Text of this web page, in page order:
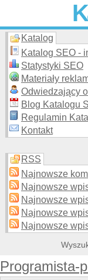
Skuteczna i
Katalog
Katalog SEO -
Statystyki SEO
Materiały
Odwiedzający
Blog Katalogu
Regulamin
Kontakt
RSS
Najnowsze
Najnowsze
Najnowsze
Najnowsze
Najnowsze
Programista-